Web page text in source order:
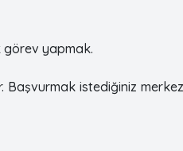
görev yapmak.
istediğiniz